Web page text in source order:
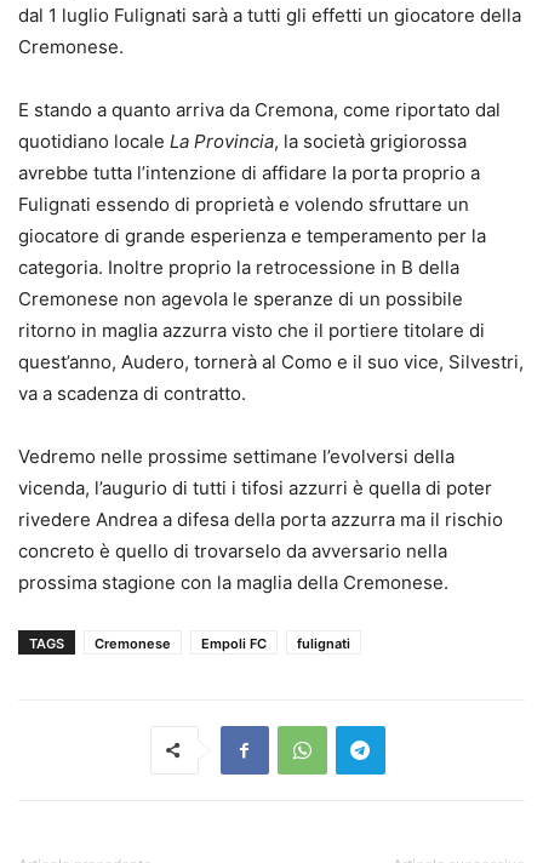
dal 1 luglio Fulignati sarà a tutti gli effetti un giocatore della
Cremonese.
E stando a quanto arriva da Cremona, come riportato dal
quotidiano locale La Provincia, la società grigiorossa
avrebbe tutta l’intenzione di affidare la porta proprio a
Fulignati essendo di proprietà e volendo sfruttare un
giocatore di grande esperienza e temperamento per la
categoria. Inoltre proprio la retrocessione in B della
Cremonese non agevola le speranze di un possibile
ritorno in maglia azzurra visto che il portiere titolare di
quest’anno, Audero, tornerà al Como e il suo vice, Silvestri,
va a scadenza di contratto.
Vedremo nelle prossime settimane l’evolversi della
vicenda, l’augurio di tutti i tifosi azzurri è quella di poter
rivedere Andrea a difesa della porta azzurra ma il rischio
concreto è quello di trovarselo da avversario nella
prossima stagione con la maglia della Cremonese.
TAGS Cremonese Empoli FC fulignati